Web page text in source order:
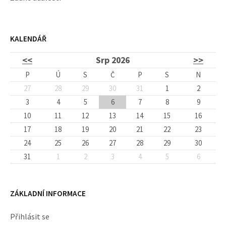
KALENDÁŘ
<< Srp 2026 >>
P Ú S Č P S
N
27
28 29 30 31 1
2
3
4 5 6 7 8
9
10
11 12 13 14 15
16
17
18 19 20 21 22
23
24
25 26 27 28 29
30
31
1 2 3 4 5 6
ZÁKLADNÍ INFORMACE
Přihlásit se